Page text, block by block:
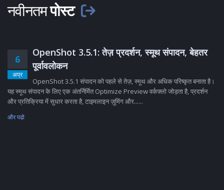
नवीनतमपोस्ट
6
अप्र
OpenShot 3.5.1: तेज़ प्रदर्शन, स्मूथ संपादन, बेहतर
पूर्वावलोकन
OpenShot 3.5.1 संपादन को पहले से तेज़, स्मूथ और अधिक परिष्कृत बनाता है।
यह स्मूथ संपादन के लिए एक अंतर्निर्मित Optimize Preview वर्कफ़्लो जोड़ता है, प्रदर्शन
और प्रतिक्रिया में सुधार करता है, टाइमलाइन ज़ूमिंग और......
और पढो